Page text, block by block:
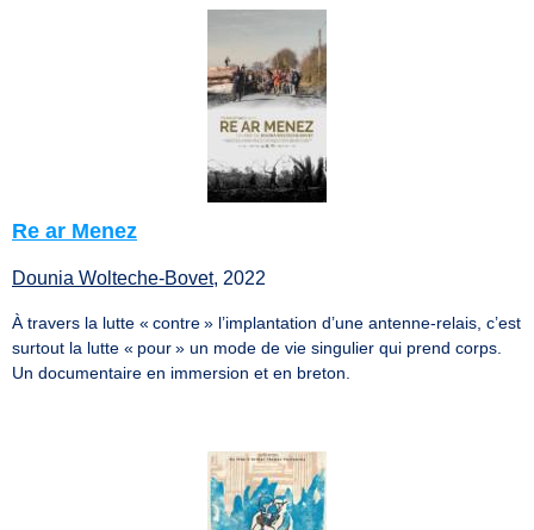
Re ar Menez
Dounia Wolteche-Bovet, 2022
À travers la lutte « contre » l’implantation d’une antenne-relais, c’est
surtout la lutte « pour » un mode de vie singulier qui prend corps.
Un documentaire en immersion et en breton.